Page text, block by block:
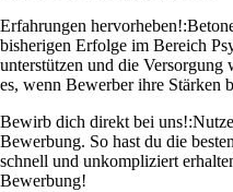
Erfahrungen hervorheben!:
bisherigen Erfolge im Bereich
unterstützen und die
es, wenn Bewerber ihre Stärken
Bewirb dich direkt bei uns!:
Bewerbung. So hast du die
schnell und unkompliziert
Bewerbung!